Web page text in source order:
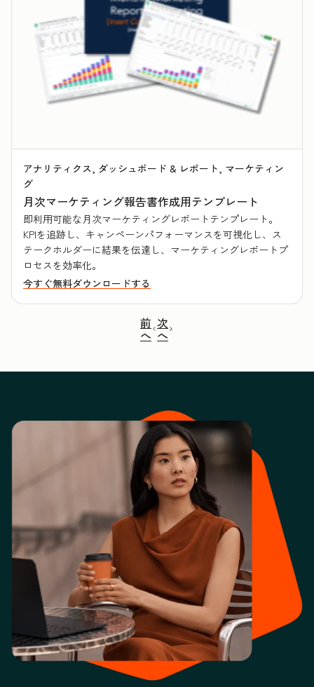
アナリティクス, ダッシュボード & レポート, マーケティン
グ
月次マーケティング報告書作成用テンプレート
即利用可能な月次マーケティングレポートテンプレート。
KPIを追跡し、キャンペーンパフォーマンスを可視化し、ス
テークホルダーに結果を伝達し、マーケティングレポートプ
ロセスを効率化。
今すぐ無料ダウンロードする
前
へ
次
へ